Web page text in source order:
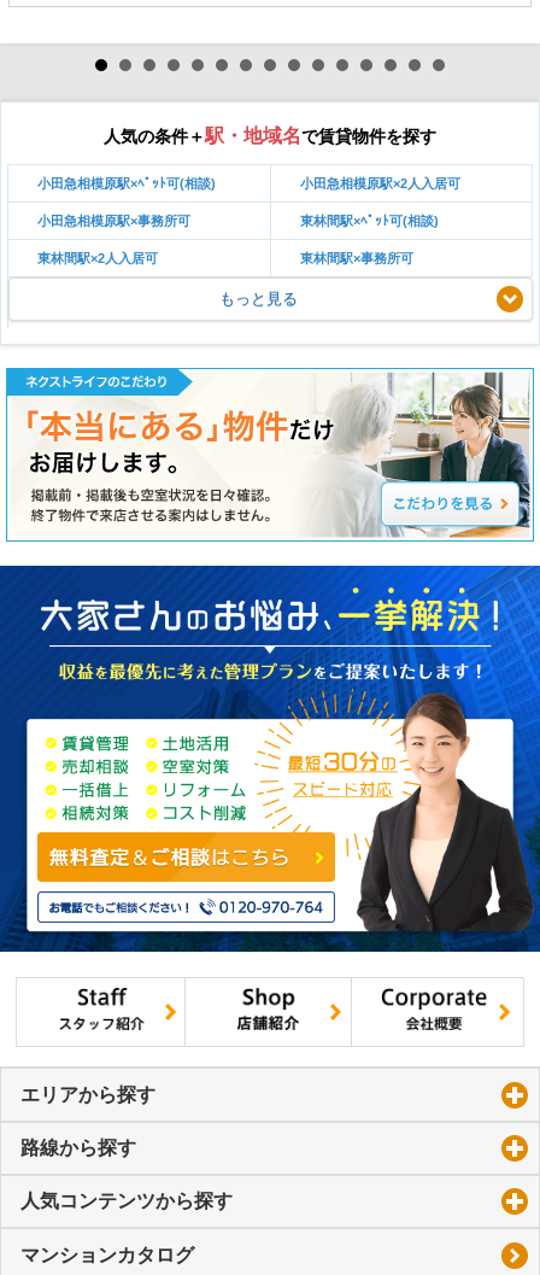
人気の条件＋駅・地域名で賃貸物件を探す
小田急相模原駅×ﾍﾟｯﾄ可(相談) 小田急相模原駅×2人入居可
小田急相模原駅×事務所可 東林間駅×ﾍﾟｯﾄ可(相談)
東林間駅×2人入居可 東林間駅×事務所可
もっと見る
エリアから探す
路線から探す
人気コンテンツから探す
マンションカタログ